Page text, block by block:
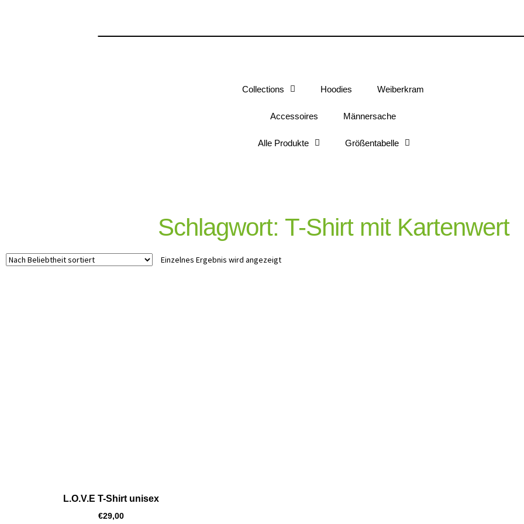
Collections Hoodies Weiberkram
Accessoires Männersache
Alle Produkte Größentabelle
Schlagwort: T-Shirt mit Kartenwert
Einzelnes Ergebnis wird angezeigt
L.O.V.E T-Shirt unisex
€29,00